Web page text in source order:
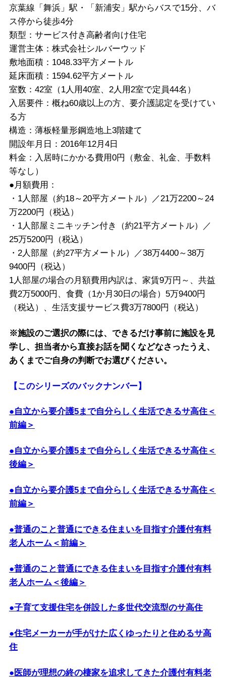
京葉線「舞浜」駅・「新浦安」駅からバスで15分、バ
ス停から徒歩4分
類型：サービス付き高齢者向け住宅
運営主体：株式会社シルバーウッド
敷地面積：1048.33平方メートル
延床面積：1594.62平方メートル
室数：42室（1人用40室、2人用2室で定員44名）
入居要件：概ね60歳以上の方、要介護認定を受けてい
る方
構造：薄板軽量形鋼造地上3階建て
開設年月日：2016年12月4日
料金：入居時にかかる費用0円（敷金、礼金、手数料
等なし）
●月額費用：
・1人部屋（約18～20平方メートル）／21万2200～24
万2200円（税込）
・1人部屋ミニキッチン付き（約21平方メートル）／
25万5200円（税込）
・2人部屋（約27平方メートル）／38万4400～38万
9400円（税込）
1人部屋の場合の月額費用内訳は、家賃9万円～、共益
費2万5000円、食費（1か月30日の場合）5万9400円
（税込）、生活支援サービス費3万7800円（税込）
※施設のご選択の際には、できるだけ事前に施設を見
学し、担当者から直接お話を聞くなどなさったうえ、
あくまでご自身の判断でお選びください。
【このシリーズのバックナンバー】
●自立から要介護5まで自分らしく生活できるサ高住＜
前編＞
●自立から要介護5まで自分らしく生活できるサ高住＜
後編＞
●自立から要介護5まで自分らしく生活できるサ高住＜
前編＞
●普通のこと普通にできる住まいを目指す介護付有料
老人ホーム＜前編＞
●普通のこと普通にできる住まいを目指す介護付有料
老人ホーム＜後編＞
●子育て支援住宅を併設した多世代交流型のサ高住
●住宅メーカーが手がけた広くゆったりと住めるサ高
住
●医師が理想の終の棲家を追求してきた介護付有料老